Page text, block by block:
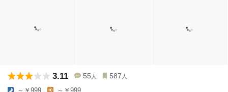
3.11 55 人 587 人
～￥999 ～￥999